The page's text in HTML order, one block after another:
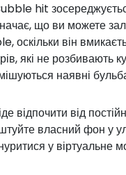
hit
що ви можете
оскільки він
які не розбивають
наявні
відпочити від
власний фон у
у віртуальне